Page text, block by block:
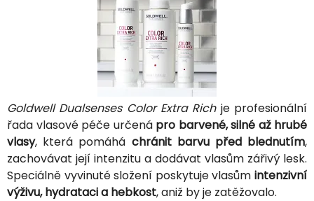
Goldwell Dualsenses Color Extra Richje profesionální
řada vlasové péče určená pro barvené, silné až hrubé
vlasy, která pomáhá chránit barvu před blednutím,
zachovávat její intenzitu a dodávat vlasům zářivý lesk.
Speciálně vyvinuté složení poskytuje vlasům intenzivní
výživu, hydrataci a hebkost, aniž by je zatěžovalo.